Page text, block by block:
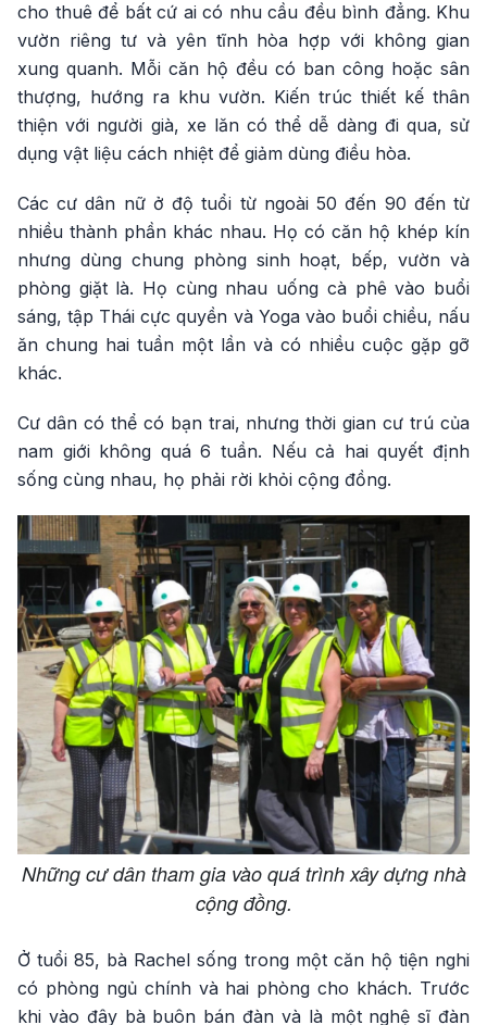
cho thuê để bất cứ ai có nhu cầu đều bình đẳng. Khu
vườn riêng tư và yên tĩnh hòa hợp với không gian
xung quanh. Mỗi căn hộ đều có ban công hoặc sân
thượng, hướng ra khu vườn. Kiến trúc thiết kế thân
thiện với người già, xe lăn có thể dễ dàng đi qua, sử
dụng vật liệu cách nhiệt để giảm dùng điều hòa.
Các cư dân nữ ở độ tuổi từ ngoài 50 đến 90 đến từ
nhiều thành phần khác nhau. Họ có căn hộ khép kín
nhưng dùng chung phòng sinh hoạt, bếp, vườn và
phòng giặt là. Họ cùng nhau uống cà phê vào buổi
sáng, tập Thái cực quyền và Yoga vào buổi chiều, nấu
ăn chung hai tuần một lần và có nhiều cuộc gặp gỡ
khác.
Cư dân có thể có bạn trai, nhưng thời gian cư trú của
nam giới không quá 6 tuần. Nếu cả hai quyết định
sống cùng nhau, họ phải rời khỏi cộng đồng.
Những cư dân tham gia vào quá trình xây dựng nhà
cộng đồng.
Ở tuổi 85, bà Rachel sống trong một căn hộ tiện nghi
có phòng ngủ chính và hai phòng cho khách. Trước
khi vào đây bà buôn bán đàn và là một nghệ sĩ đàn